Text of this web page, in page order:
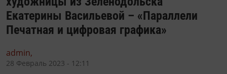
Екатерины Васильевой – «Параллели
Печатная и цифровая графика»
admin,
28 Февраль 2023 - 12:11